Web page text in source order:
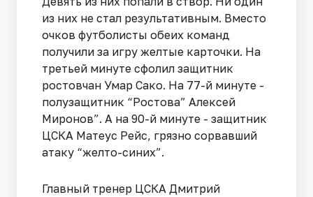
из них не стал результативным. Вместо
очков футболисты обеих команд
получили за игру желтые карточки. На
третьей минуте сфолил защитник
ростовчан Умар Сако. На 77-й минуте -
полузащитник “Ростова” Алексей
Миронов”. А на 90-й минуте - защитник
ЦСКА Матеус Рейс, грязно сорвавший
атаку “желто-синих”.
Главный тренер ЦСКА Дмитрий